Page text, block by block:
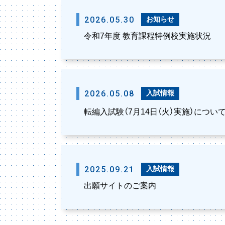
2026.05.30 お知らせ
令和7年度 教育課程特例校実施状況
2026.05.08 入試情報
転編入試験（7月14日（火）実施）につい
2025.09.21 入試情報
出願サイトのご案内